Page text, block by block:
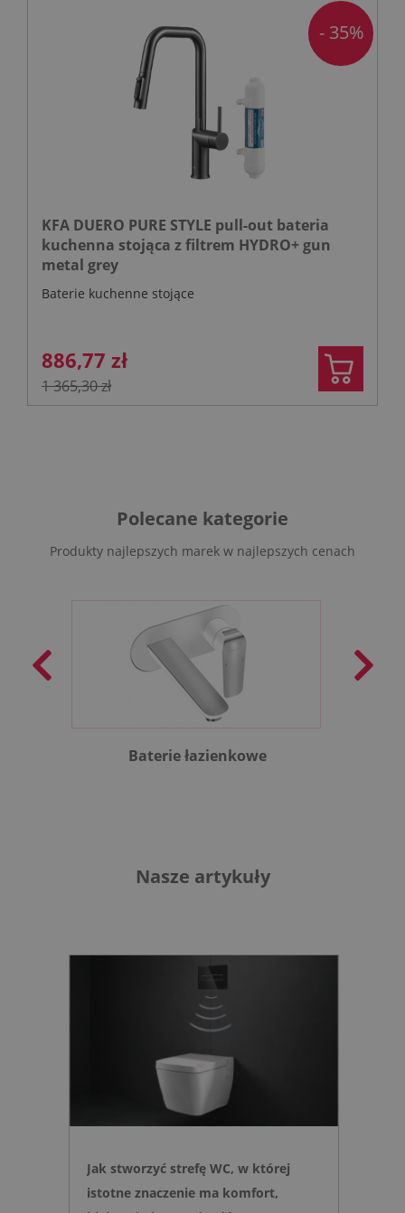
KFA DUERO PURE STYLE pull-out bateria
kuchenna stojąca z filtrem HYDRO+ gun
metal grey
Baterie kuchenne stojące
886,77 zł
1 365,30 zł
- 35%
Polecane kategorie
Produkty najlepszych marek w najlepszych cenach
Baterie łazienkowe
Nasze artykuły
Jak stworzyć strefę WC, w której
istotne znaczenie ma komfort,